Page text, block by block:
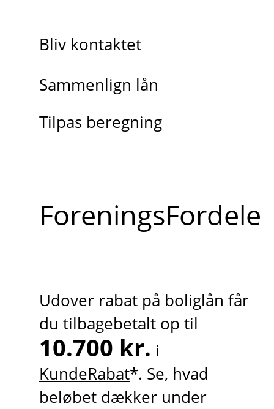
Bliv kontaktet
Sammenlign lån
Tilpas beregning
ForeningsFordele
Udover rabat på boliglån får
du tilbagebetalt op til
10.700 kr. i
KundeRabat*. Se, hvad
beløbet dækker under